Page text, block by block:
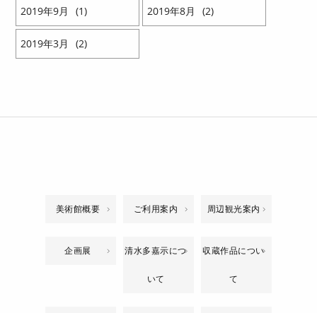
2019 9 1 2019 8 2
2019 3 2
美術館概要 ご利用案内 周辺観光案内
企画展 清水多嘉示につ
いて
収蔵作品につい
て